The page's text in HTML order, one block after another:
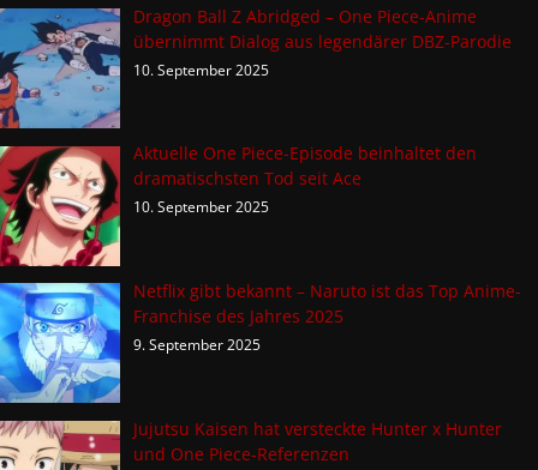
Dragon Ball Z Abridged – One Piece-Anime
übernimmt Dialog aus legendärer DBZ-Parodie
10. September 2025
Aktuelle One Piece-Episode beinhaltet den
dramatischsten Tod seit Ace
10. September 2025
Netflix gibt bekannt – Naruto ist das Top Anime-
Franchise des Jahres 2025
9. September 2025
Jujutsu Kaisen hat versteckte Hunter x Hunter
und One Piece-Referenzen